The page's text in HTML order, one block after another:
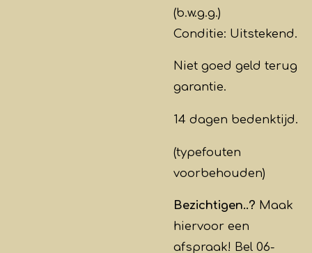
(b.w.g.g.)
Conditie: Uitstekend.
Niet goed geld terug
garantie.
14 dagen bedenktijd.
(typefouten
voorbehouden)
Bezichtigen..? Maak
hiervoor een
afspraak! Bel 06-